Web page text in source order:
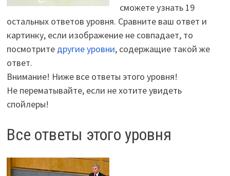
сможете узнать 19
остальных ответов уровня. Сравните ваш ответ и
картинку, если изображение не совпадает, то
посмотрите другие уровни, содержащие такой же
ответ.
Внимание! Ниже все ответы этого уровня!
Не перематывайте, если не хотите увидеть
спойлеры!
Все ответы этого уровня